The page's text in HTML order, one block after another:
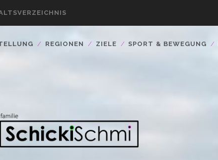
REGIONEN ZIELE SPORT & BEWEGUNG